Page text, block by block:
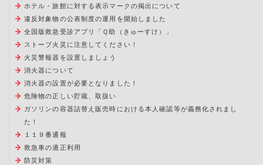
ホテル・旅館に対する表示マークの掲出について
違反対象物の公表制度の運用を開始しました
全国版救急受診アプリ「Ｑ助（きゅーすけ）」
ストーブ火災に注意してください！
火災警報器を設置しましょう
消火器について
消火器の設置が必要となりました！
危険物の正しい貯蔵、取扱い
ガソリンの容器詰替え販売時における本人確認等が義務化されまし
た！
１１９番通報
救急車の適正利用
防災対策